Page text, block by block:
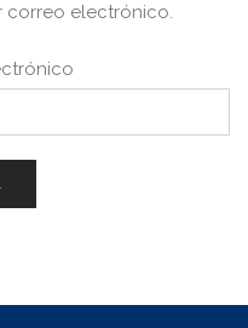
correo electrónico.